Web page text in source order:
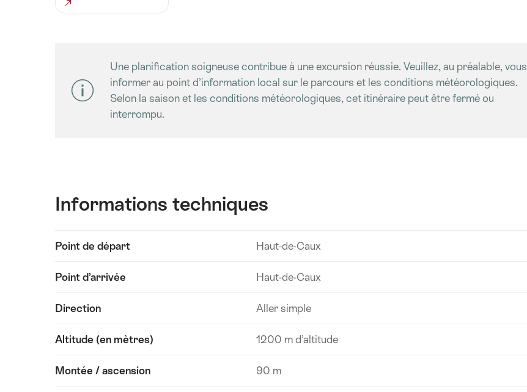
Une planification soigneuse contribue à une excursion réussie. Veuillez, au préalable, vous
informer au point d’information local sur le parcours et les conditions météorologiques.
Selon la saison et les conditions météorologiques, cet itinéraire peut être fermé ou
interrompu.
Informations techniques
les
techniques
Point de départ Haut-de-Caux
Point d’arrivée Haut-de-Caux
Direction Aller simple
Altitude (en mètres) 1200 m d’altitude
Montée / ascension 90 m